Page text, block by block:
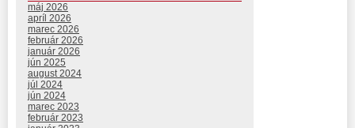
máj 2026
apríl 2026
marec 2026
február 2026
január 2026
jún 2025
august 2024
júl 2024
jún 2024
marec 2023
február 2023